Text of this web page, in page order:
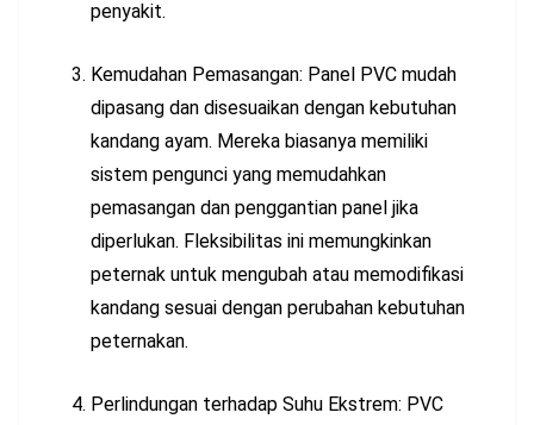
penyakit.
Kemudahan Pemasangan: Panel PVC mudah
dipasang dan disesuaikan dengan kebutuhan
kandang ayam. Mereka biasanya memiliki
sistem pengunci yang memudahkan
pemasangan dan penggantian panel jika
diperlukan. Fleksibilitas ini memungkinkan
peternak untuk mengubah atau memodifikasi
kandang sesuai dengan perubahan kebutuhan
peternakan.
Perlindungan terhadap Suhu Ekstrem: PVC